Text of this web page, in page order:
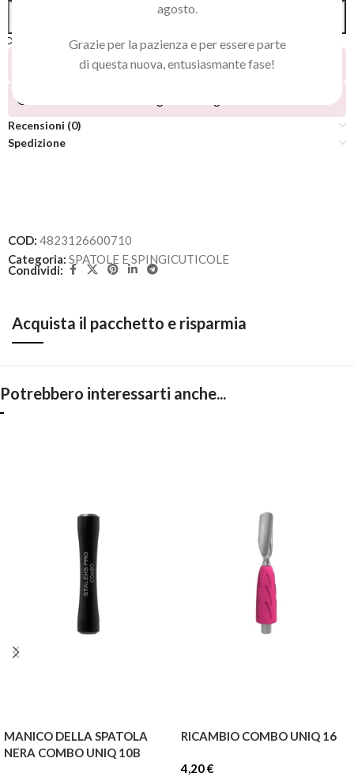
agosto.
Grazie per la pazienza e per essere parte
di questa nuova, entusiasmante fase!
ACQUISTA SUBITO
Confronta
Aggiungi alla lista dei desideri
Persone che guardano questo prodotto ora!
Recensioni (0)
Spedizione
COD: 4823126600710
Categoria: SPATOLE E SPINGICUTICOLE
Condividi:
Acquista il pacchetto e risparmia
Potrebbero interessarti anche...
MANICO DELLA SPATOLA
NERA COMBO UNIQ 10B
RICAMBIO COMBO UNIQ 16
4,20€